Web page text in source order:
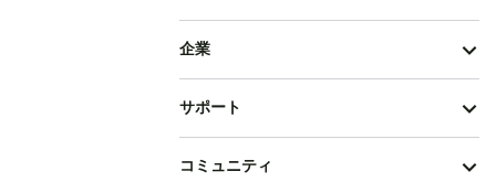
企業
サポート
コミュニティ